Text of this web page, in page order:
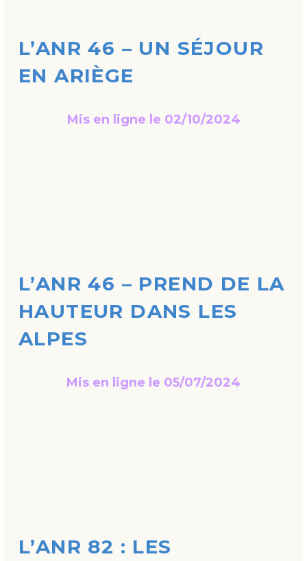
L’ANR 46 – UN SÉJOUR
EN ARIÈGE
Mis en ligne le 02/10/2024
L’ANR 46 – PREND DE LA
HAUTEUR DANS LES
ALPES
Mis en ligne le 05/07/2024
L’ANR 82 : LES